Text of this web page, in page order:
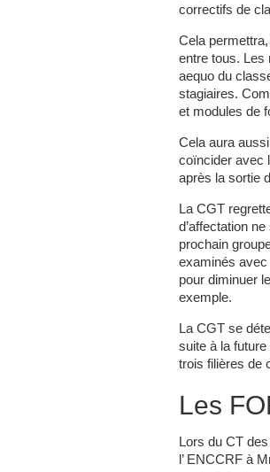
correctifs de
Cela
entre tous. Les
aequo du
stagiaires.
et modules de
Cela aura
coïncider avec
après la sortie
La CGT
d’affectation
prochain
examinés avec
pour diminuer
exemple.
La CGT se
suite à la
trois filières de
Les
Lors du CT
l’ ENCCRF à